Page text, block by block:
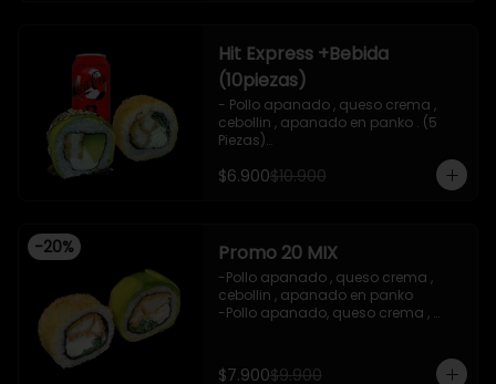
Hit Express +Bebida
(10piezas)
- Pollo apanado , queso crema ,
cebollin , apanado en panko . (5
Piezas)
palta ,envuelto en palta , salsa
-Imagen referencial .
$6.900$10.900
-20% Promo 20 MIX
-Pollo apanado , queso crema ,
cebollin , apanado en panko
-Pollo apanado, queso crema ,
-incluye 1 salsa de soya , 1 salsa
$7.900$9.900